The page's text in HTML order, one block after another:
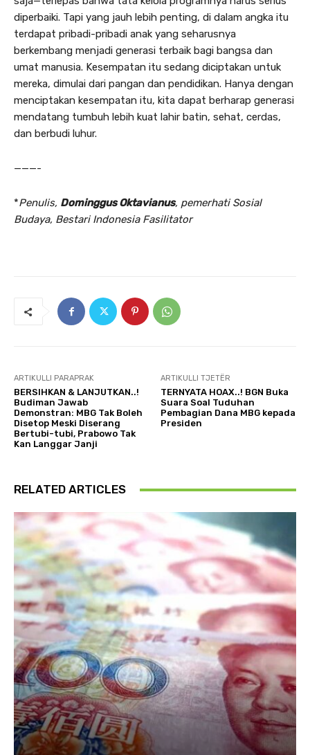
diperbaiki. Tapi yang jauh lebih penting, di dalam angka itu
terdapat pribadi-pribadi anak yang seharusnya
berkembang menjadi generasi terbaik bagi bangsa dan
umat manusia. Kesempatan itu sedang diciptakan untuk
mereka, dimulai dari pangan dan pendidikan. Hanya dengan
menciptakan kesempatan itu, kita dapat berharap generasi
mendatang tumbuh lebih kuat lahir batin, sehat, cerdas,
dan berbudi luhur.
———-
*Penulis, Dominggus Oktavianus, pemerhati Sosial
Budaya, Bestari Indonesia Fasilitator
ARTIKULLI PARAPRAK
BERSIHKAN & LANJUTKAN..!
Budiman Jawab
Demonstran: MBG Tak Boleh
Disetop Meski Diserang
Bertubi-tubi, Prabowo Tak
Kan Langgar Janji
ARTIKULLI TJETËR
TERNYATA HOAX..! BGN Buka
Suara Soal Tuduhan
Pembagian Dana MBG kepada
Presiden
RELATED ARTICLES